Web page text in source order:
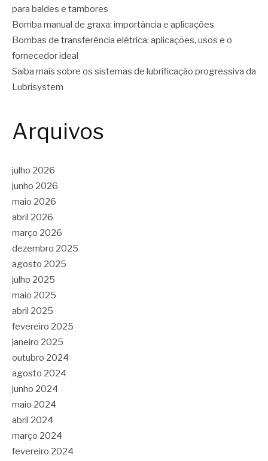
para baldes e tambores
Bomba manual de graxa: importância e aplicações
Bombas de transferência elétrica: aplicações, usos e o
fornecedor ideal
Saiba mais sobre os sistemas de lubrificação progressiva da
Lubrisystem
Arquivos
julho 2026
junho 2026
maio 2026
abril 2026
março 2026
dezembro 2025
agosto 2025
julho 2025
maio 2025
abril 2025
fevereiro 2025
janeiro 2025
outubro 2024
agosto 2024
junho 2024
maio 2024
abril 2024
março 2024
fevereiro 2024